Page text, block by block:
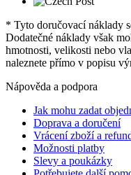
* Tyto doručovací náklady
Dodatečné náklady však
hmotnosti, velikosti nebo
naleznete přímo v popisu
Nápověda a podpora
Jak mohu zadat
Doprava a doručení
Vrácení zboží a
Možnosti platby
Slevy a poukázky